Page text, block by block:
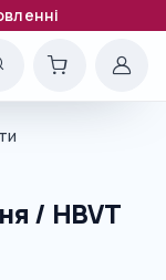
/ HBVT